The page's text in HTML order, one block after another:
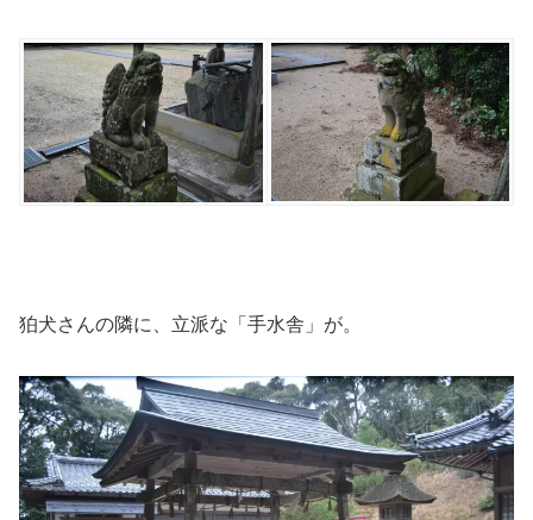
狛犬さんの隣に、立派な「手水舎」が。